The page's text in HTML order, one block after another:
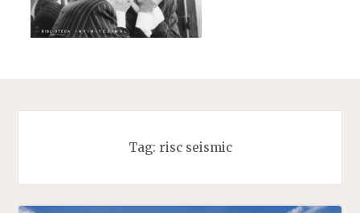
Tag: risc seismic